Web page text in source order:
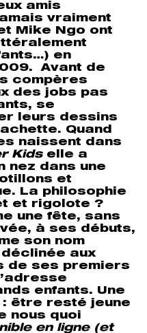
amis
vraiment
Mike Ngo ont
en
Avant de
compères
des jobs pas
se
leurs dessins
Quand
naissent dans
Kidselle a
nez dans une
et
La philosophie
et rigolote ?
une fête, sans
à ses débuts,
son nom
déclinée aux
de ses premiers
enfants. Une
: être resté jeune
nous quoi
en ligne (et